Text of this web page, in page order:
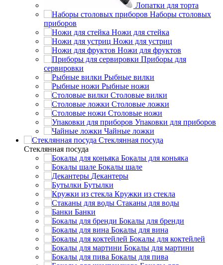
Лопатки для торта
Наборы столовых
приборов
Ножи для стейка
Ножи для устриц
Ножи для фруктов
Приборы для
сервировки
Рыбные вилки
Рыбные ножи
Столовые вилки
Столовые ложки
Столовые ножи
Упаковки для приборов
Чайные ложки
Стеклянная посуда
Стеклянная посуда
Бокалы для коньяка
Бокалы шале
Декантеры
Бутылки
Кружки из стекла
Стаканы для воды
Банки
Бокалы для бренди
Бокалы для вина
Бокалы для коктейлей
Бокалы для мартини
Бокалы для пива